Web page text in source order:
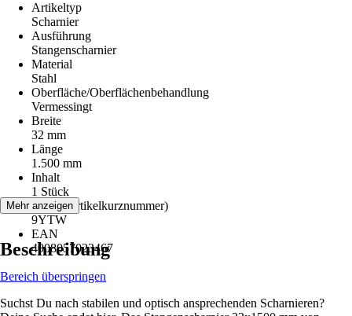
Artikeltyp
Scharnier
Ausführung
Stangenscharnier
Material
Stahl
Oberfläche/Oberflächenbehandlung
Vermessingt
Breite
32 mm
Länge
1.500 mm
Inhalt
1 Stück
AKN (Artikelkurznummer)
9YTW
EAN
4008057023467
Mehr anzeigen
Beschreibung
Bereich überspringen
Suchst Du nach stabilen und optisch ansprechenden Scharnieren?